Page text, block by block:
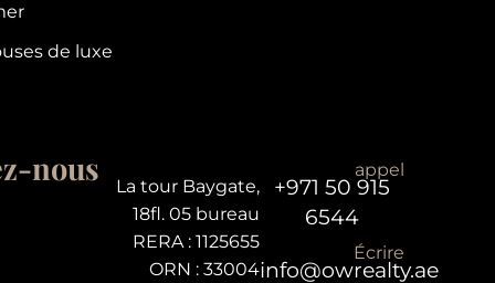
de luxe
nous
La tour Baygate,
18fl. 05 bureau
RERA : 1125655
ORN : 33004
appel
+971 50 915
6544
Écrire
info@owrealty.ae